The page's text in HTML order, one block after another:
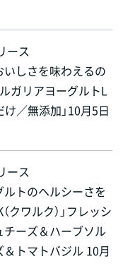
ース
しさを味わえるの
ガリアヨーグルトL
／無添加」10月5日
ース
トのヘルシーさを
クワルク）」フレッシ
ーズ＆ハーブソル
トマトバジル 10月